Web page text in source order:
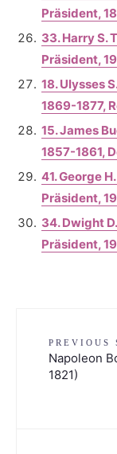
Präsident,
33. Harry S.
Präsident,
18. Ulysses
1869-1877,
15. James
1857-1861,
41. George
Präsident,
34. Dwight
Präsident,
PREVIOUS
Napoleon
1821)